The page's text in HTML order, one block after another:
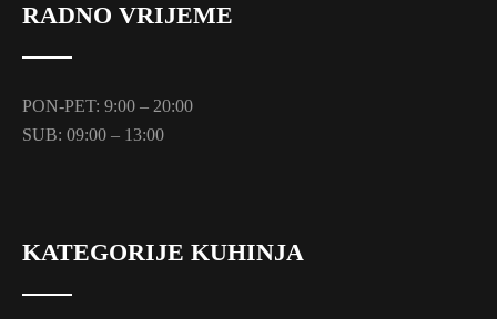
RADNO VRIJEME
PON-PET: 9:00 – 20:00
SUB: 09:00 – 13:00
KATEGORIJE KUHINJA